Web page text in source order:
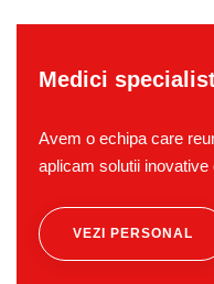
Medici
Avem o echipa care
aplicam solutii inovative
VEZI PERSONAL